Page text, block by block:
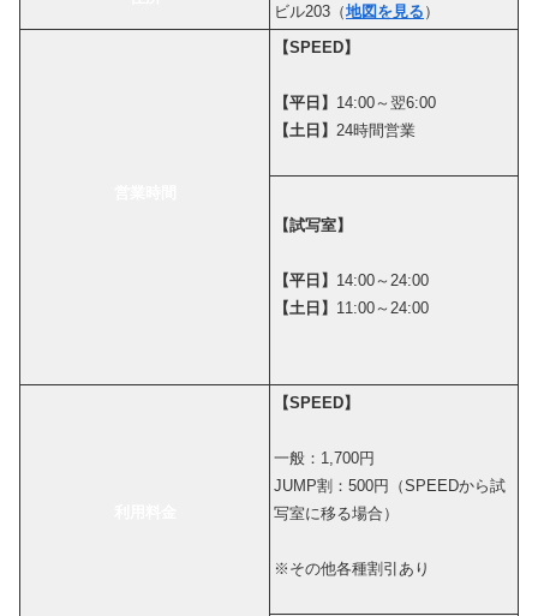
ビル203（地図を見る ）
【SPEED】
【平日】 14:00～翌6:00
【土日】 24時間営業
【試写室】
【平日】 14:00～24:00
【土日】 11:00～24:00
【SPEED】
一般：1,700円
JUMP割：500円（SPEEDから試
写室に移る場合）
※その他各種割引あり